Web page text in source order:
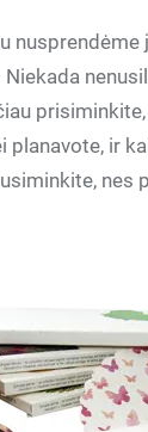
planavote, ir
nes